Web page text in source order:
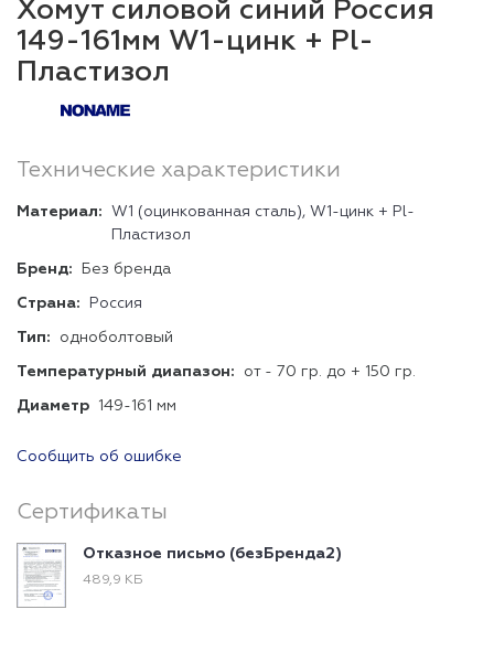
Хомут силовой синий Россия
149-161мм W1-цинк + Pl-
Пластизол
Технические характеристики
Материал:
W1 (оцинкованная сталь), W1-цинк + Pl-
Пластизол
Бренд: Без бренда
Страна: Россия
Тип: одноболтовый
Температурный диапазон: от - 70 гр. до + 150 гр.
Диаметр 149-161 мм
Сообщить об ошибке
Сертификаты
Отказное письмо (безБренда2)
489,9 КБ